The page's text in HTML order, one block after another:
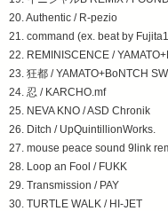
20. Authentic / R-pezio
21. command (ex. beat by
22. REMINISCENCE /
23. 狂都 / YAMATO+BoNTCH
24. 忍 / KARCHO.mf
25. NEVA KNO / ASD Chronik
26. Ditch / UpQuintillionWorks.
27. mouse peace sound 9link
28. Loop an Fool / FUKK
29. Transmission / PAY
30. TURTLE WALK / HI-JET